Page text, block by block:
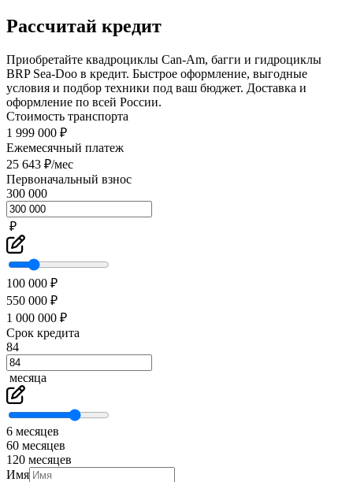
Рассчитай кредит
Приобретайте квадроциклы Can-Am, багги и гидроциклы
BRP Sea-Doo в кредит. Быстрое оформление, выгодные
условия и подбор техники под ваш бюджет. Доставка и
оформление по всей России.
Стоимость транспорта
1 999 000 ₽
Ежемесячный платеж
25 643 ₽/мес
Первоначальный взнос
300 000
₽
100 000 ₽
550 000 ₽
1 000 000 ₽
Срок кредита
84
месяца
6 месяцев
60 месяцев
120 месяцев
Имя